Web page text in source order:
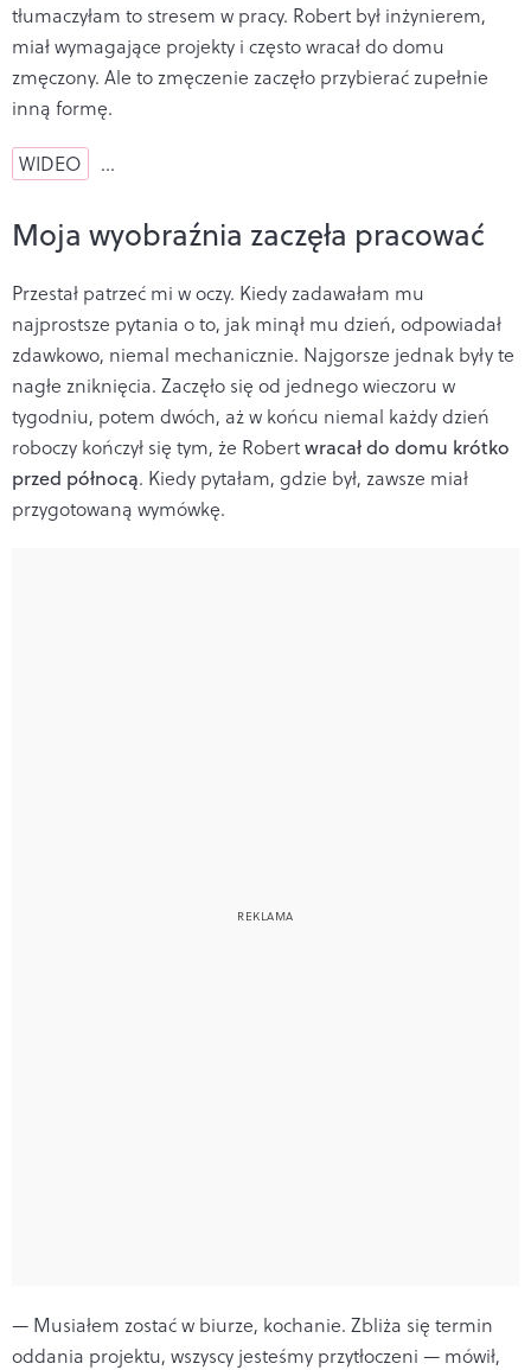
tłumaczyłam to stresem w pracy. Robert był inżynierem,
miał wymagające projekty i często wracał do domu
zmęczony. Ale to zmęczenie zaczęło przybierać zupełnie
inną formę.
WIDEO …
Moja wyobraźnia zaczęła pracować
Przestał patrzeć mi w oczy. Kiedy zadawałam mu
najprostsze pytania o to, jak minął mu dzień, odpowiadał
zdawkowo, niemal mechanicznie. Najgorsze jednak były te
nagłe zniknięcia. Zaczęło się od jednego wieczoru w
tygodniu, potem dwóch, aż w końcu niemal każdy dzień
roboczy kończył się tym, że Robertwracał do domu krótko
przed północą. Kiedy pytałam, gdzie był, zawsze miał
przygotowaną wymówkę.
— Musiałem zostać w biurze, kochanie. Zbliża się termin
oddania projektu, wszyscy jesteśmy przytłoczeni — mówił,